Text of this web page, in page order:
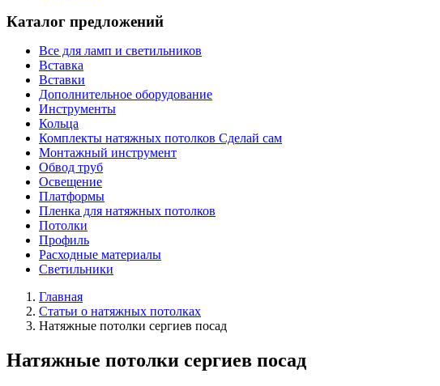
Каталог предложений
Все для ламп и светильников
Вставка
Вставки
Дополнительное оборудование
Инструменты
Кольца
Комплекты натяжных потолков Сделай сам
Монтажный инструмент
Обвод труб
Освещение
Платформы
Пленка для натяжных потолков
Потолки
Профиль
Расходные материалы
Светильники
Главная
Статьи о натяжных потолках
Натяжные потолки сергиев посад
Натяжные потолки сергиев посад